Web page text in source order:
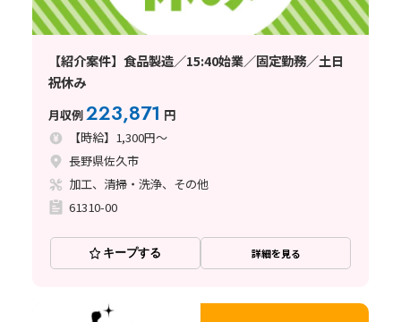
【紹介案件】食品製造／15:40始業／固定勤務／土日
祝休み
月収例223,871 円
【時給】1,300円～
長野県佐久市
加工、清掃・洗浄、その他
61310-00
キープする 詳細を見る